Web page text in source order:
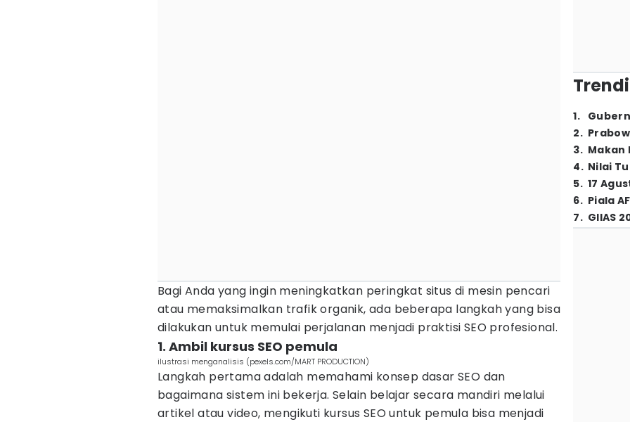
Bagi Anda yang ingin meningkatkan peringkat situs di mesin pencari
atau memaksimalkan trafik organik, ada beberapa langkah yang bisa
dilakukan untuk memulai perjalanan menjadi praktisi SEO profesional.
1. Ambil kursus SEO pemula
ilustrasi menganalisis (pexels.com/MART PRODUCTION)
Langkah pertama adalah memahami konsep dasar SEO dan
bagaimana sistem ini bekerja. Selain belajar secara mandiri melalui
artikel atau video, mengikuti kursus SEO untuk pemula bisa menjadi
1.
2.
3. Makan
4. Nilai
5. 17
6. Piala
7. GIIAS